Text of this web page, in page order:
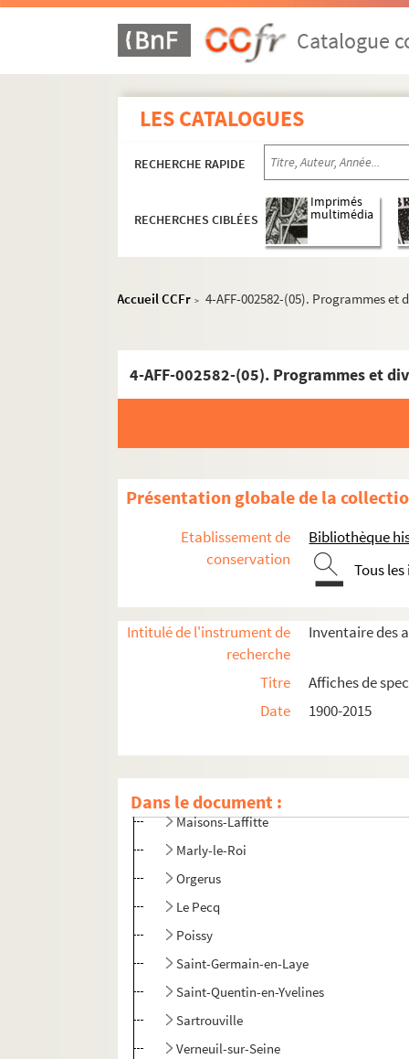
Catalogue
LES CATALOGUES
RECHERCHE RAPIDE
RECHERCHES CIBLÉES
Imprimés
multimédia
Accueil CCFr > 4-AFF-002582-(05). Programmes et
4-AFF-002582-(05). Programmes et
Présentation globale de la
Etablissement de
conservation
Bibliothèque
Tous
Intitulé de l'instrument de
recherche
Inventaire des
Titre
Affiches de
Date
1900-2015
Dans le document :
Seine-et-Marne
Andresy
La Celle-Saint-Cloud
Le Chesnay-Rocquencourt
Louveciennes
Maisons-Laffitte
Marly-le-Roi
Orgerus
Le Pecq
Poissy
Saint-Germain-en-Laye
Saint-Quentin-en-Yvelines
Sartrouville
Verneuil-sur-Seine